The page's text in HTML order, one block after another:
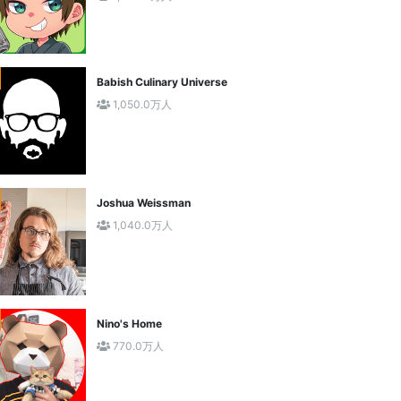
Babish Culinary Universe
1,050.0万人
Joshua Weissman
1,040.0万人
Nino's Home
770.0万人